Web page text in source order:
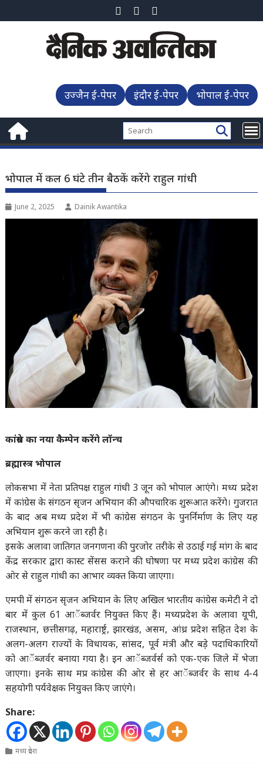
to
उज्जैन ई-पेपर इंदौर ई-पेपर भोपाल ई-पेपर
भोपाल में कल 6 घंटे तीन बैठकें करेंगे राहुल गांधी
June 2, 2025 Dainik Awantika
कांग्रेस का नया कैम्पेन करेंगे लॉन्च
ब्रह्मास्त्र भोपाल
लोकसभा में नेता प्रतिपक्ष राहुल गांधी 3 जून को भोपाल आएंगे। मध्य प्रदेश
में कांग्रेस के संगठन सृजन अभियान की औपचारिक शुरूआत करेंगे। गुजरात
के बाद अब मध्य प्रदेश में भी कांग्रेस संगठन के पुनर्निर्माण के लिए यह
अभियान शुरू करने जा रही है।
इसके अलावा जातिगत जनगणना की पुरजोर तरीके से उठाई गई मांग के बाद
केंद्र सरकार द्वारा कास्ट सेंसस कराने की घोषणा पर मध्य प्रदेश कांग्रेस की
ओर से राहुल गांधी का आभार व्यक्त किया जाएगा।
एमपी में संगठन सृजन अभियान के लिए अखिल भारतीय कांग्रेस कमेटी ने दो
बार में कुल 61 आॅब्जर्वर नियुक्त किए हैं। मध्यप्रदेश के अलावा यूपी,
राजस्थान, छत्तीसगढ़, महारार्ष्ट्र, झारखंड, असम, आंध्र प्रदेश सहित देश के
अलग-अलग राज्यों के विधायक, सांसद, पूर्व मंत्री और बडे़ पदाधिकारियों
को आॅब्जर्वर बनाया गया है। इन आॅब्जर्वर्स को एक-एक जिले में भेजा
जाएगा। इनके साथ मप्र कांग्रेस की ओर से हर आॅब्जर्वर के साथ 4-4
सहयोगी पर्यवेक्षक नियुक्त किए जाएंगे।
Share:
मध्य प्रदेश